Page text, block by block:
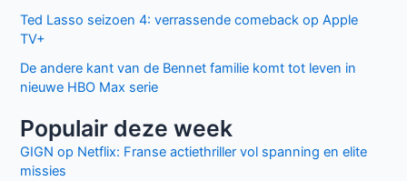
Ted Lasso seizoen 4: verrassende comeback op Apple
TV+
De andere kant van de Bennet familie komt tot leven in
nieuwe HBO Max serie
Populair deze week
GIGN op Netflix: Franse actiethriller vol spanning en elite
missies